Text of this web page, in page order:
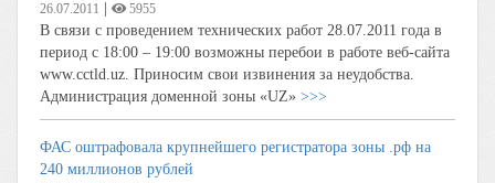
26.07.2011 5955
В связи с проведением технических работ 28.07.2011 года в
период с 18:00 – 19:00 возможны перебои в работе веб-сайта
www.cctld.uz. Приносим свои извинения за неудобства.
Администрация доменной зоны «UZ» >>>
ФАС оштрафовала крупнейшего регистратора зоны .рф на
240 миллионов рублей